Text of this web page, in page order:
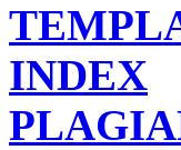
INDEX